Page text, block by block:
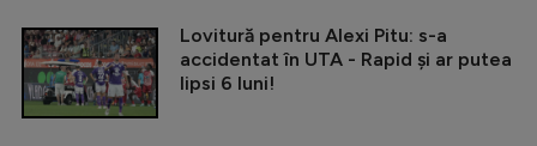
Lovitură pentru Alexi Pitu: s-a
accidentat în UTA - Rapid și ar putea
lipsi 6 luni!